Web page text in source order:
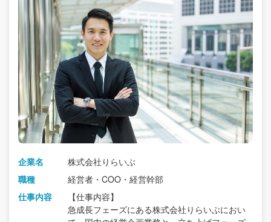
企業名
株式会社りらいぶ
職種
経営者・COO・経営幹部
仕事内容
【仕事内容】
急成長フェーズにある株式会社りらいぶにおい